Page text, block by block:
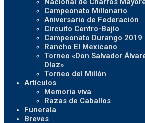
Campeonato Millonario
Aniversario de Federación
Circuito Centro-Bajío
Campeonato Durango 2019
Rancho El Mexicano
Torneo «Don Salvador
Díaz»
Torneo del Millón
Artículos
Memoria viva
Razas de Caballos
Funerala
Breves